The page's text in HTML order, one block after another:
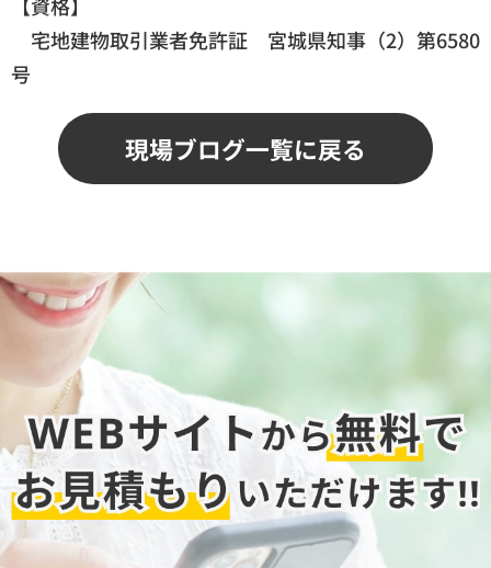
【資格】
宅地建物取引業者免許証 宮城県知事（2）第6580
号
現場ブログ一覧に戻る